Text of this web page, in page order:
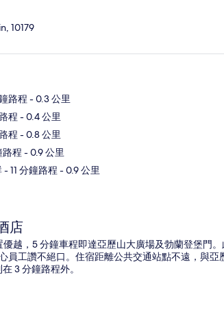
10179
路程 - 0.3 公里
程 - 0.4 公里
程 - 0.8 公里
路程 - 0.9 公里
- 11 分鐘路程 - 0.9 公里
店
越，5 分鐘車程即達亞歷山大廣場及勃蘭登堡門
員工讚不絕口。住宿距離公共交通站點不遠，與
3 分鐘路程外。